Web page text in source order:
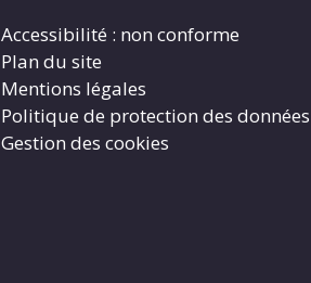
Accessibilité : non conforme
Plan du site
Mentions légales
Politique de protection des données
Gestion des cookies